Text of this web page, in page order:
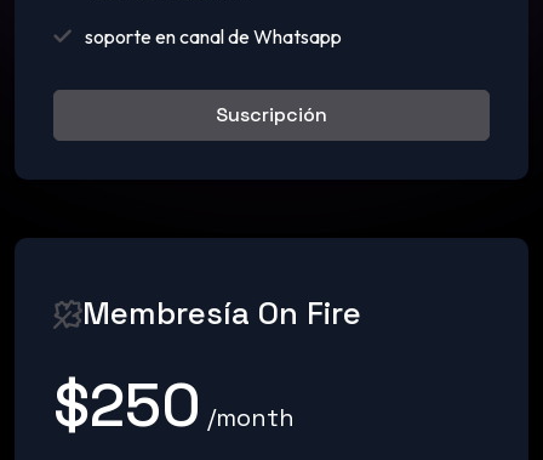
soporte en canal de Whatsapp
Suscripción
Membresía On Fire
$250 /month